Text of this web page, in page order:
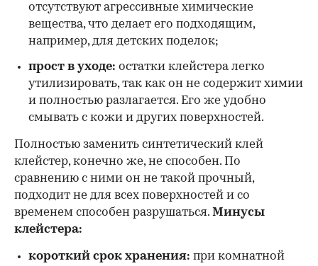
отсутствуют агрессивные химические
вещества, что делает его подходящим,
например, для детских поделок;
прост в уходе: остатки клейстера легко
утилизировать, так как он не содержит химии
и полностью разлагается. Его же удобно
смывать с кожи и других поверхностей.
Полностью заменить синтетический клей
клейстер, конечно же, не способен. По
сравнению с ними он не такой прочный,
подходит не для всех поверхностей и со
временем способен разрушаться. Минусы
клейстера:
короткий срок хранения: при комнатной